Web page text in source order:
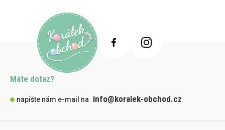
Máte dotaz?
napište nám e-mail na info@koralek-obchod.cz